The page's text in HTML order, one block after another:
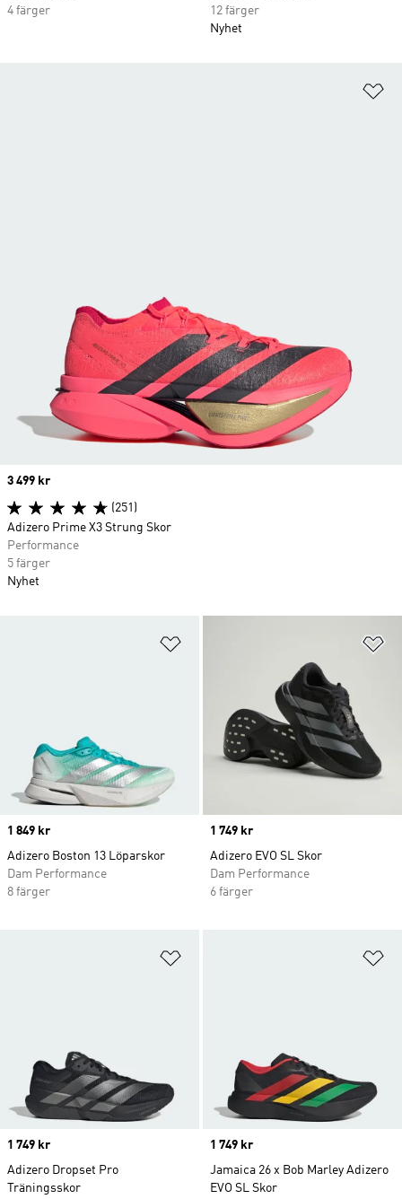
4 färger
12 färger
Nyhet
Price
1 849 kr
Adizero Boston 13 Löparskor
Dam Performance
8 färger
Price
1 749 kr
Adizero EVO SL Skor
Dam Performance
6 färger
Price
1 749 kr
Adizero Dropset Pro
Träningsskor
Price
1 749 kr
Jamaica 26 x Bob Marley Adizero
EVO SL Skor
Price
3 499 kr
(251)
Adizero Prime X3 Strung Skor
Performance
5 färger
Nyhet